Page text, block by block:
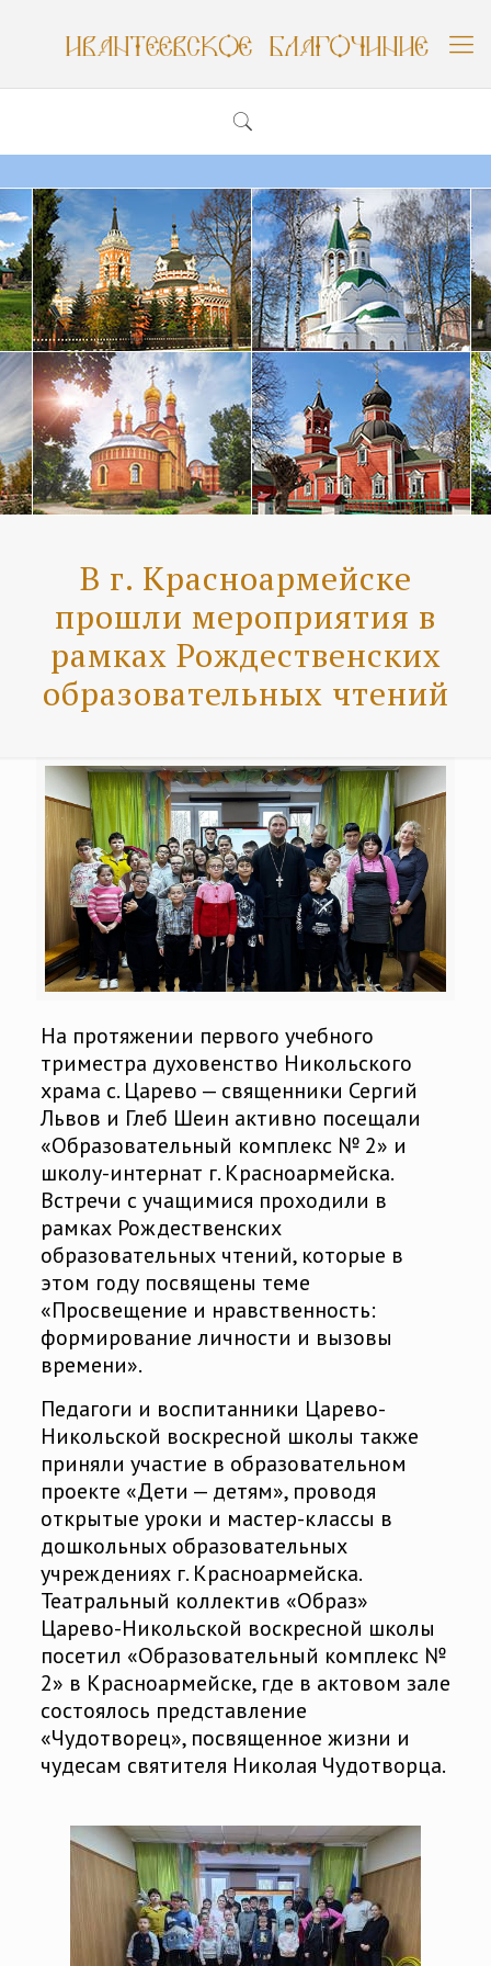
В г. Красноармейске
прошли мероприятия в
рамках Рождественских
образовательных чтений
На протяжении первого учебного
триместра духовенство Никольского
храма с. Царево — священники Сергий
Львов и Глеб Шеин активно посещали
«Образовательный комплекс № 2» и
школу-интернат г. Красноармейска.
Встречи с учащимися проходили в
рамках Рождественских
образовательных чтений, которые в
этом году посвящены теме
«Просвещение и нравственность:
формирование личности и вызовы
времени».
Педагоги и воспитанники Царево-
Никольской воскресной школы также
приняли участие в образовательном
проекте «Дети — детям», проводя
открытые уроки и мастер-классы в
дошкольных образовательных
учреждениях г. Красноармейска.
Театральный коллектив «Образ»
Царево-Никольской воскресной школы
посетил «Образовательный комплекс №
2» в Красноармейске, где в актовом зале
состоялось представление
«Чудотворец», посвященное жизни и
чудесам святителя Николая Чудотворца.